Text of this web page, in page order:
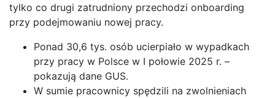
tylko co drugi zatrudniony przechodzi onboarding
przy podejmowaniu nowej pracy.
Ponad 30,6 tys. osób ucierpiało w wypadkach
przy pracy w Polsce w I połowie 2025 r. –
pokazują dane GUS.
W sumie pracownicy spędzili na zwolnieniach